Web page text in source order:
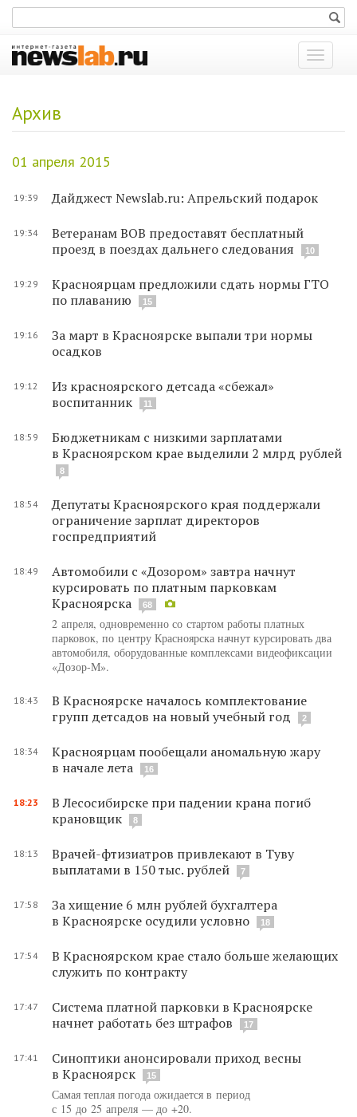
Показать
меню
Архив
01 апреля 2015
19:39 Дайджест Newslab.ru: Апрельский подарок
19:34
Ветеранам ВОВ предоставят бесплатный
проезд в поездах дальнего следования
10
19:29
Красноярцам предложили сдать нормы ГТО
по плаванию
15
19:16
За март в Красноярске выпали три нормы
осадков
19:12
Из красноярского детсада «сбежал»
воспитанник
11
18:59
Бюджетникам с низкими зарплатами
в Красноярском крае выделили 2 млрд рублей
8
18:54
Депутаты Красноярского края поддержали
ограничение зарплат директоров
госпредприятий
18:49
Автомобили с «Дозором» завтра начнут
курсировать по платным парковкам
Красноярска
68
2 апреля, одновременно со стартом работы платных
парковок, по центру Красноярска начнут курсировать два
автомобиля, оборудованные комплексами видеофиксации
«Дозор-М».
18:43
В Красноярске началось комплектование
групп детсадов на новый учебный год
2
18:34
Красноярцам пообещали аномальную жару
в начале лета
16
18:23
В Лесосибирске при падении крана погиб
крановщик
8
18:13
Врачей-фтизиатров привлекают в Туву
выплатами в 150 тыс. рублей
7
17:58
За хищение 6 млн рублей бухгалтера
в Красноярске осудили условно
18
17:54
В Красноярском крае стало больше желающих
служить по контракту
17:47
Система платной парковки в Красноярске
начнет работать без штрафов
17
17:41
Синоптики анонсировали приход весны
в Красноярск
15
Самая теплая погода ожидается в период
с 15 до 25 апреля — до +20.